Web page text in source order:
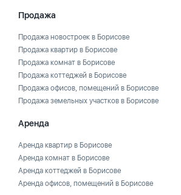
Продажа
Продажа новостроек в Борисове
Продажа квартир в Борисове
Продажа комнат в Борисове
Продажа коттеджей в Борисове
Продажа офисов, помещений в Борисове
Продажа земельных участков в Борисове
Аренда
Аренда квартир в Борисове
Аренда комнат в Борисове
Аренда коттеджей в Борисове
Аренда офисов, помещений в Борисове